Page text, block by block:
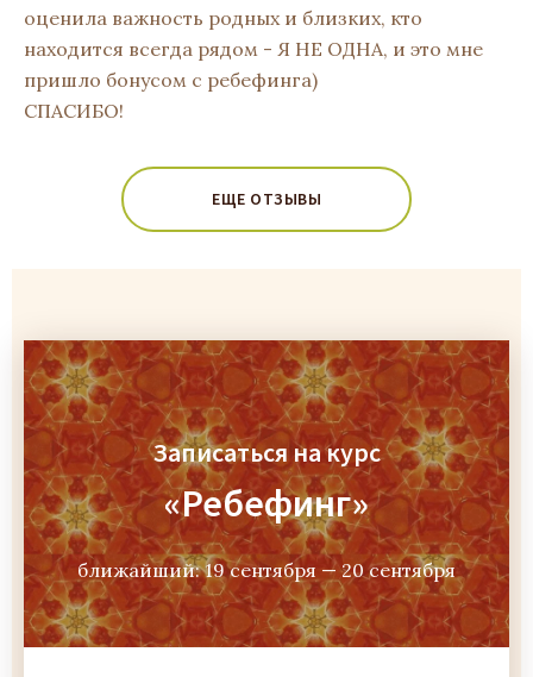
оценила важность родных и близких, кто
находится всегда рядом - Я НЕ ОДНА, и это мне
пришло бонусом с ребефинга)
СПАСИБО!
ЕЩЕ ОТЗЫВЫ
Записаться на курс
«Ребефинг»
ближайший: 19 сентября — 20 сентября